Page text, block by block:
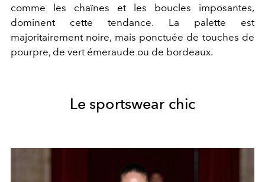
comme les chaînes et les boucles imposantes,
dominent cette tendance. La palette est
majoritairement noire, mais ponctuée de touches de
pourpre, de vert émeraude ou de bordeaux.
Le sportswear chic